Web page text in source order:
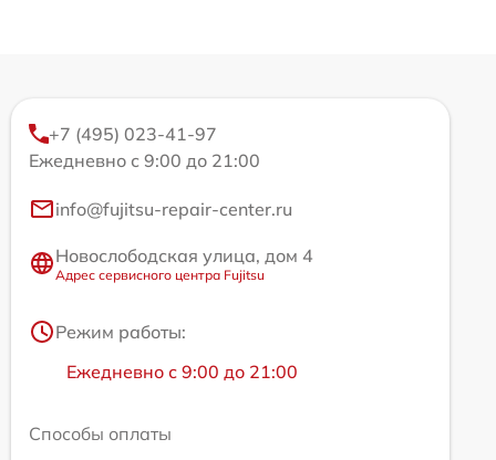
+7 (495) 023-41-97
Ежедневно с 9:00 до 21:00
info@fujitsu-repair-center.ru
Новослободская улица, дом 4
Адрес сервисного центра Fujitsu
Режим работы:
Ежедневно с 9:00 до 21:00
Способы оплаты